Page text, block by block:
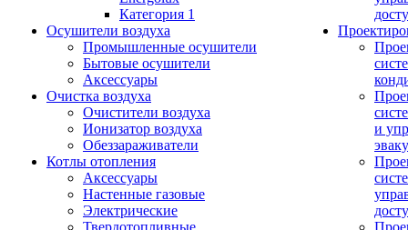
Категория 1
Осушители воздуха
Промышленные осушители
Бытовые осушители
Аксессуары
Очистка воздуха
Очистители воздуха
Ионизатор воздуха
Обеззараживатели
Котлы отопления
Аксессуары
Настенные газовые
Электрические
Твердотопливные
и